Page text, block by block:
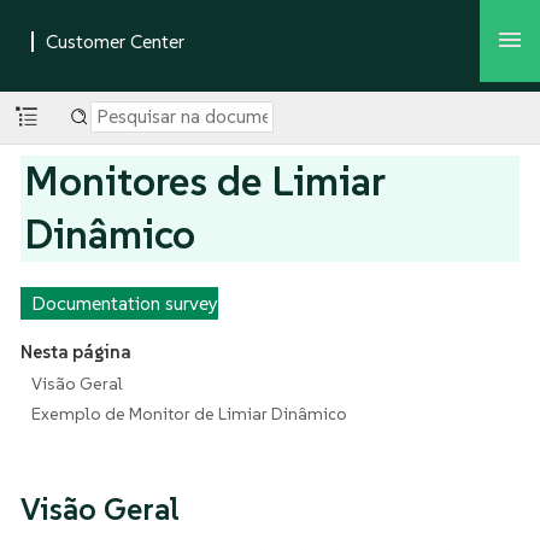
Monitores de Limiar
Dinâmico
Documentation survey
Nesta página
Visão Geral
Exemplo de Monitor de Limiar Dinâmico
Visão Geral